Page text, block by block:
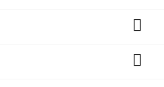

